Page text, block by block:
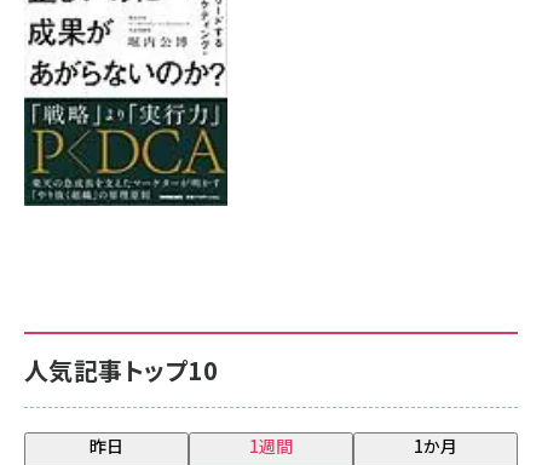
人気記事トップ10
昨日 1週間 1か月
8月7日 10:00